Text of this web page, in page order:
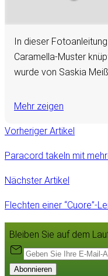
In dieser
Caramella-Muster
wurde von Saskia
Mehr zeigen
Vorheriger Artikel
Paracord takeln mit
Nächster Artikel
Flechten einer “Cuore”-
Bleiben Sie auf dem
Abonnieren